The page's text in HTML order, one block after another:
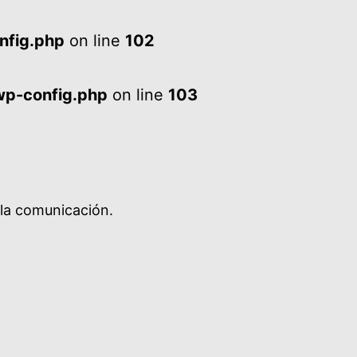
on line 102
config.php on line 103
comunicación.